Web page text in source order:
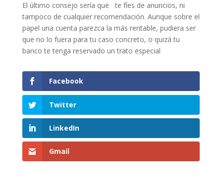
El último consejo sería que te fíes de anuncios, ni
tampoco de cualquier recomendación. Aunque sobre el
papel una cuenta parezca la más rentable, pudiera ser
que no lo fuera para tu caso concreto, o quizá tu
banco te tenga reservado un trato especial
Facebook
Twitter
LinkedIn
Gmail